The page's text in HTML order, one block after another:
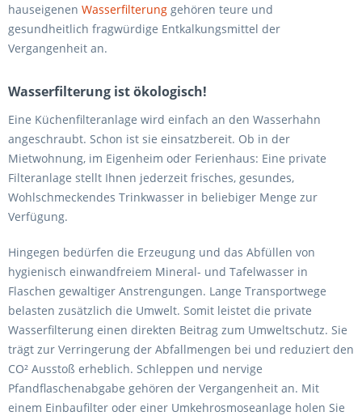
hauseigenen Wasserfilterung gehören teure und
gesundheitlich fragwürdige Entkalkungsmittel der
Vergangenheit an.
Wasserfilterung ist ökologisch!
Eine Küchenfilteranlage wird einfach an den Wasserhahn
angeschraubt. Schon ist sie einsatzbereit. Ob in der
Mietwohnung, im Eigenheim oder Ferienhaus: Eine private
Filteranlage stellt Ihnen jederzeit frisches, gesundes,
Wohlschmeckendes Trinkwasser in beliebiger Menge zur
Verfügung.
Hingegen bedürfen die Erzeugung und das Abfüllen von
hygienisch einwandfreiem Mineral- und Tafelwasser in
Flaschen gewaltiger Anstrengungen. Lange Transportwege
belasten zusätzlich die Umwelt. Somit leistet die private
Wasserfilterung einen direkten Beitrag zum Umweltschutz. Sie
trägt zur Verringerung der Abfallmengen bei und reduziert den
CO² Ausstoß erheblich. Schleppen und nervige
Pfandflaschenabgabe gehören der Vergangenheit an. Mit
einem Einbaufilter oder einer Umkehrosmoseanlage holen Sie